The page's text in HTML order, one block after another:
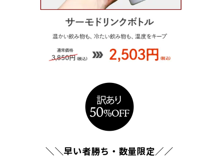
＼＼早い者勝ち・数量限定／／